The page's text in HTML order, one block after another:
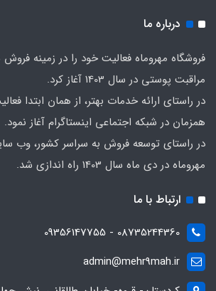
درباره ما
فروشگاه مهروماه فعالیت خود را در زمینه
مراقبت پوستی در سال 1403 آغاز کرد.
در راستای ارائه خدمات بهتر، از همان ابتدا
همزمان در شبکه اجتماعی اینستاگرام آغاز نمود.
در راستای توسعه فروش به سراسر کشور، وب
مهروماه در دی ماه سال 1403 راه اندازی شد.
ارتباط با ما
08735244360 - 09356147755
admin@mehr9mah.ir